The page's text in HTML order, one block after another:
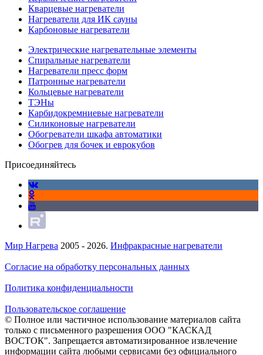
Кварцевые нагреватели
Нагреватели для ИК сауны
Карбоновые нагреватели
Электрические нагревательные элементы
Спиральные нагреватели
Нагреватели пресс форм
Патронные нагреватели
Кольцевые нагреватели
ТЭНы
Карбидокремниевые нагреватели
Силиконовые нагреватели
Обогреватели шкафа автоматики
Обогрев для бочек и еврокубов
Присоединяйтесь
Мир Нагрева 2005 - 2026. Инфракрасные нагреватели
Согласие на обработку персональных данных
Политика конфиденциальности
Пользовательское соглашение
© Полное или частичное использование материалов сайта
только с письменного разрешения ООО "КАСКАД
ВОСТОК". Запрещается автоматизированное извлечение
информации сайта любыми сервисами без официального